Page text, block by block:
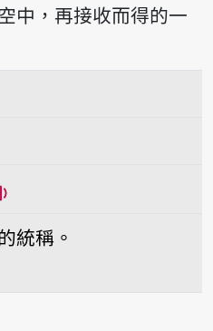
中，再接收而得的一
統稱。